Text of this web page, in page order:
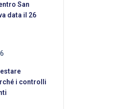
San
data il 26
i controlli